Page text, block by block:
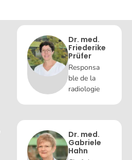
Dr. med.
Friederike
Prüfer
Responsa
ble de la
radiologie
Dr. med.
Gabriele
Hahn